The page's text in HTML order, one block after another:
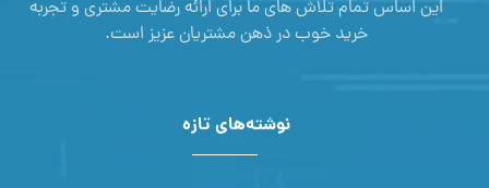
این اساس تمام تلاش های ما برای ارائه رضایت مشتری و تجربه
خرید خوب در ذهن مشتریان عزیز است.
نوشته‌های تازه